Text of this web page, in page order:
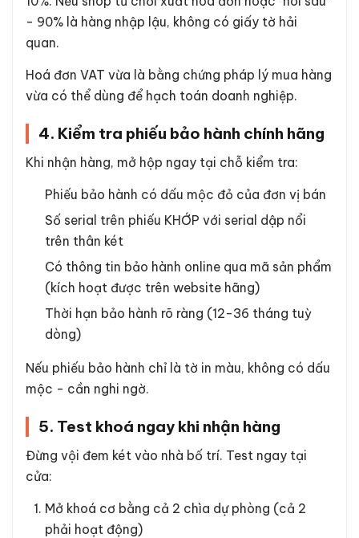
- 90% là hàng nhập lậu, không có giấy tờ hải
quan.
Hoá đơn VAT vừa là bằng chứng pháp lý mua hàng
vừa có thể dùng để hạch toán doanh nghiệp.
4. Kiểm tra phiếu bảo hành chính hãng
Khi nhận hàng, mở hộp ngay tại chỗ kiểm tra:
Phiếu bảo hành có dấu mộc đỏ của đơn vị bán
Số serial trên phiếu KHỚP với serial dập nổi
trên thân két
Có thông tin bảo hành online qua mã sản phẩm
(kích hoạt được trên website hãng)
Thời hạn bảo hành rõ ràng (12-36 tháng tuỳ
dòng)
Nếu phiếu bảo hành chỉ là tờ in màu, không có dấu
mộc - cần nghi ngờ.
5. Test khoá ngay khi nhận hàng
Đừng vội đem két vào nhà bố trí. Test ngay tại
cửa:
Mở khoá cơ bằng cả 2 chìa dự phòng (cả 2
phải hoạt động)